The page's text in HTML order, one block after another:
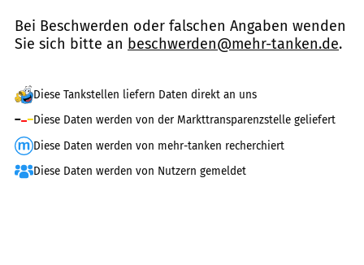
Bei Beschwerden oder falschen Angaben wenden
Sie sich bitte an beschwerden@mehr-tanken.de.
Diese Tankstellen liefern Daten direkt an uns
Diese Daten werden von der Markttransparenzstelle geliefert
Diese Daten werden von mehr-tanken recherchiert
Diese Daten werden von Nutzern gemeldet